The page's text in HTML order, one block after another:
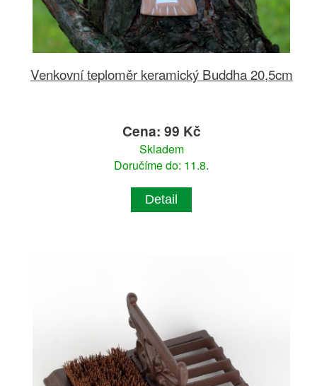
Venkovní teploměr keramický Buddha 20,5cm
Cena: 99 Kč
Skladem
Doručíme do: 11.8.
Detail